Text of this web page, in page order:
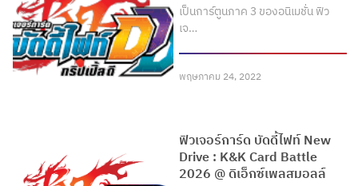
เป็นการ์ตูนภาค 3 ของอนิเมชั่น ฟิว
เจ…
พฤษภาคม 24, 2022
ฟิวเจอร์การ์ด บัดดี้ไฟท์ New
Drive : K&K Card Battle
2026 @ ดิเอ็กซ์เพลสมอลล์